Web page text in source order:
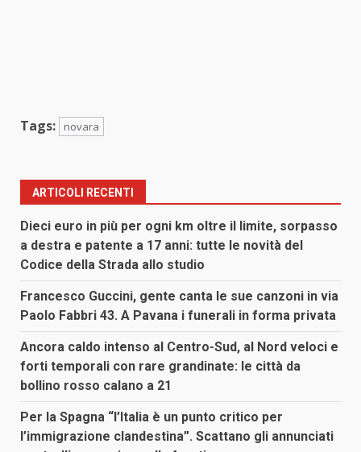
Tags: novara
ARTICOLI RECENTI
Dieci euro in più per ogni km oltre il limite, sorpasso
a destra e patente a 17 anni: tutte le novità del
Codice della Strada allo studio
Francesco Guccini, gente canta le sue canzoni in via
Paolo Fabbri 43. A Pavana i funerali in forma privata
Ancora caldo intenso al Centro-Sud, al Nord veloci e
forti temporali con rare grandinate: le città da
bollino rosso calano a 21
Per la Spagna “l’Italia è un punto critico per
l’immigrazione clandestina”. Scattano gli annunciati